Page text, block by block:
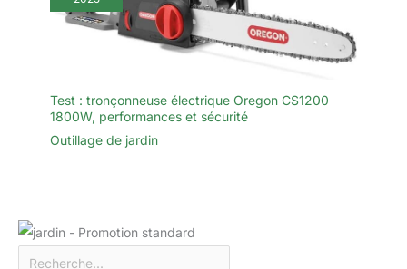
Test : tronçonneuse électrique Oregon CS1200
1800W, performances et sécurité
Outillage de jardin